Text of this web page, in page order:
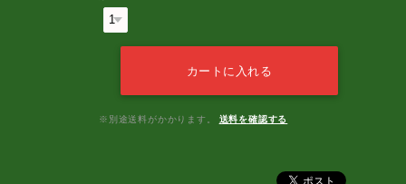
カートに入れる
※別途送料がかかります。 送料を確認する